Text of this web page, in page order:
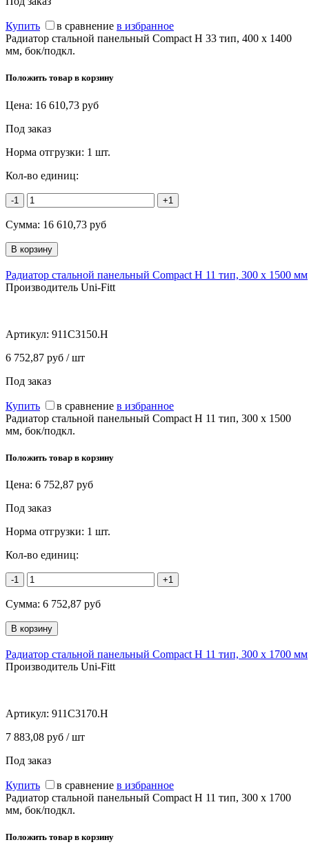
Купить в сравнение в избранное
Радиатор стальной панельный Compact H 33 тип, 400 х 1400
мм, бок/подкл.
Положить товар в корзину
Цена: 16 610,73 руб
Под заказ
Норма отгрузки: 1 шт.
Кол-во единиц:
-1 +1
Сумма: 16 610,73 руб
Радиатор стальной панельный Compact H 11 тип, 300 х 1500 мм
Производитель Uni-Fitt
Артикул: 911C3150.H
6 752,87 руб / шт
Под заказ
Купить в сравнение в избранное
Радиатор стальной панельный Compact H 11 тип, 300 х 1500
мм, бок/подкл.
Положить товар в корзину
Цена: 6 752,87 руб
Под заказ
Норма отгрузки: 1 шт.
Кол-во единиц:
-1 +1
Сумма: 6 752,87 руб
Радиатор стальной панельный Compact H 11 тип, 300 х 1700 мм
Производитель Uni-Fitt
Артикул: 911C3170.H
7 883,08 руб / шт
Под заказ
Купить в сравнение в избранное
Радиатор стальной панельный Compact H 11 тип, 300 х 1700
мм, бок/подкл.
Положить товар в корзину